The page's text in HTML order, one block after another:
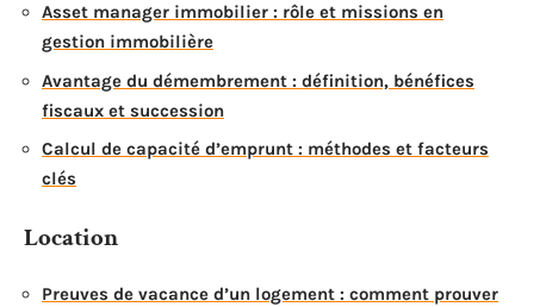
Asset manager immobilier : rôle et missions en
gestion immobilière
Avantage du démembrement : définition, bénéfices
fiscaux et succession
Calcul de capacité d’emprunt : méthodes et facteurs
clés
Location
Preuves de vacance d’un logement : comment prouver